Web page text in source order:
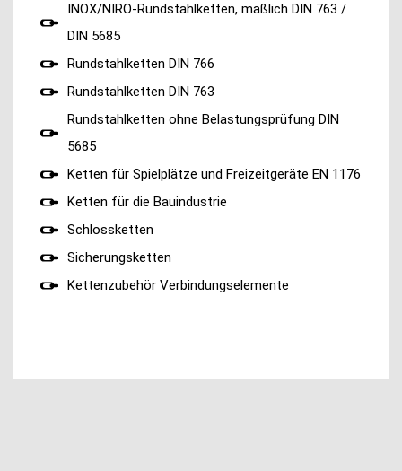
INOX/NIRO-Rundstahlketten, maßlich DIN 763 /
DIN 5685
Rundstahlketten DIN 766
Rundstahlketten DIN 763
Rundstahlketten ohne Belastungsprüfung DIN
5685
Ketten für Spielplätze und Freizeitgeräte EN 1176
Ketten für die Bauindustrie
Schlossketten
Sicherungsketten
Kettenzubehör Verbindungselemente